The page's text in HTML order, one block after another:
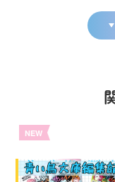
NEW